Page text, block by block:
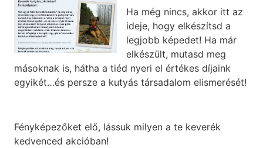
Ha még nincs, akkor itt az
ideje, hogy elkészítsd a
legjobb képedet! Ha már
elkészült, mutasd meg
másoknak is, hátha a tiéd nyeri el értékes díjaink
egyikét…és persze a kutyás társadalom elismerését!
Fényképezőket elő, lássuk milyen a te keverék
kedvenced akcióban!